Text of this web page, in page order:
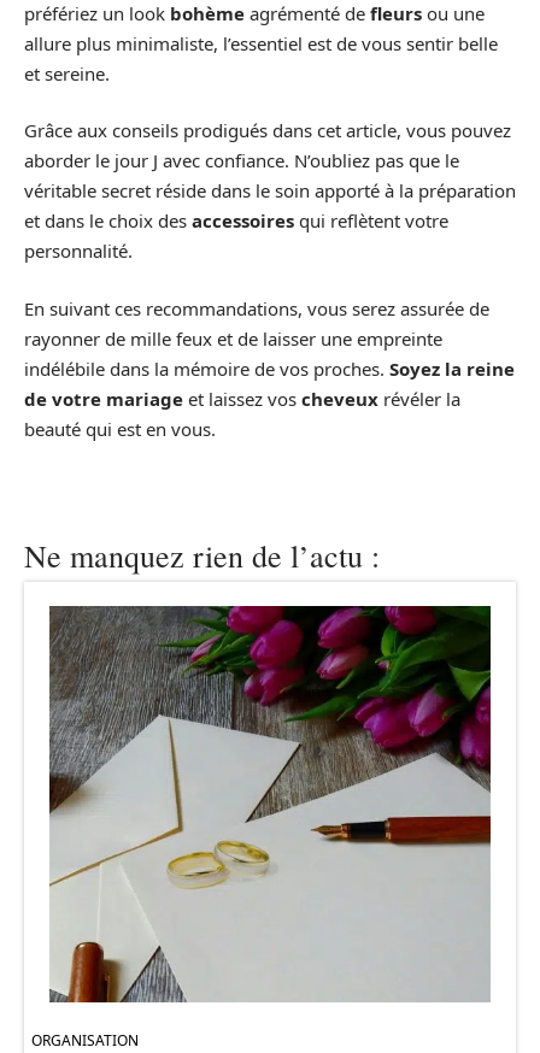
préfériez un look bohème agrémenté de fleurs ou une
allure plus minimaliste, l’essentiel est de vous sentir belle
et sereine.
Grâce aux conseils prodigués dans cet article, vous pouvez
aborder le jour J avec confiance. N’oubliez pas que le
véritable secret réside dans le soin apporté à la préparation
et dans le choix des accessoires qui reflètent votre
personnalité.
En suivant ces recommandations, vous serez assurée de
rayonner de mille feux et de laisser une empreinte
indélébile dans la mémoire de vos proches. Soyez la reine
de votre mariage et laissez vos cheveux révéler la
beauté qui est en vous.
Ne manquez rien de l’actu :
ORGANISATION